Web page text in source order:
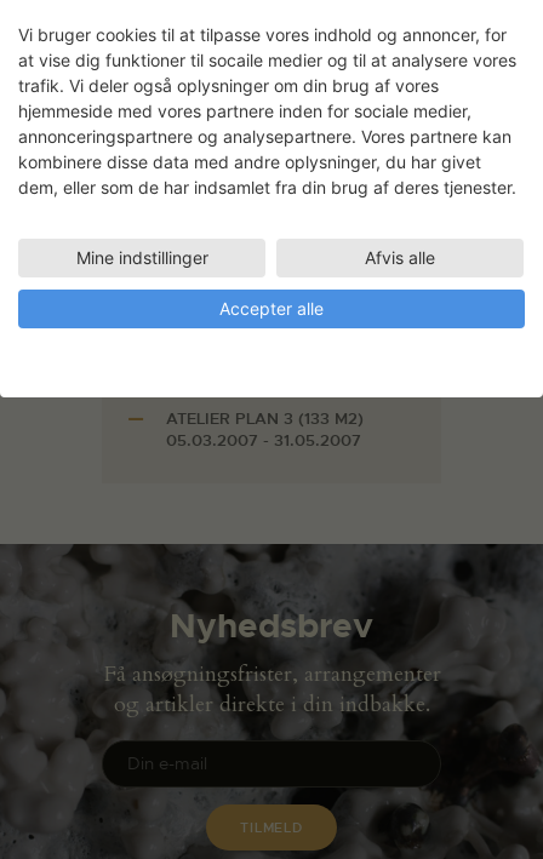
Annette Meyer
Uddannet i modedesign fra Hoge
School voor Kunsten i Holland
(1989) og senere fra Royal College
of Art i Belgien.
med udstillingsinstallationen ICON
DRESSED som befinder sig på
grænseområdet mellem mode,
kunst og design. ICON DRESSED
er blevet vist på museer og
ATELIER PLAN 3 (133 M2)
05.03.2007 - 31.05.2007
Nyhedsbrev
Få ansøgningsfrister, arrangementer
og artikler direkte i din indbakke.
Vi bruger cookies til at tilpasse vores indhold og annoncer, for
at vise dig funktioner til socaile medier og til at analysere vores
trafik. Vi deler også oplysninger om din brug af vores
hjemmeside med vores partnere inden for sociale medier,
annonceringspartnere og analysepartnere. Vores partnere kan
kombinere disse data med andre oplysninger, du har givet
dem, eller som de har indsamlet fra din brug af deres tjenester.
Mine indstillinger Afvis alle
Accepter alle